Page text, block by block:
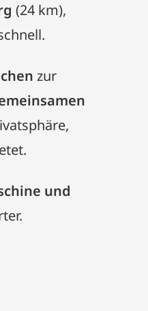
(24 km),
zur
und